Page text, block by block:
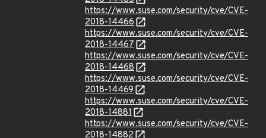
https://www.suse.com/security/cve/CVE-
2018-14466
https://www.suse.com/security/cve/CVE-
2018-14467
https://www.suse.com/security/cve/CVE-
2018-14468
https://www.suse.com/security/cve/CVE-
2018-14469
https://www.suse.com/security/cve/CVE-
2018-14881
https://www.suse.com/security/cve/CVE-
2018-14882